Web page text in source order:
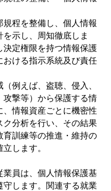
規程を整備し、個人情報
示し、周知徹底しま
定権限を持つ情報保護
ける指示系統及び責任
例えば、盗聴、侵入、
撃等）から保護する情
情報資産ごとに機密性
分析を行い、その結果
訓練等の推進・維持の
します。
業員は、個人情報保護基
します。関連する就業